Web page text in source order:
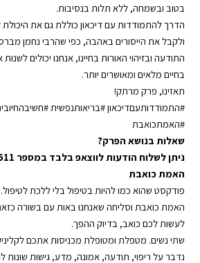
בטוב ובשמחה, ללא תלות בנסיבות.
הדרך להתמודדות עם דיכאון כוללת גם את
ולקבל את הייסורים באהבה, כפי שהרבי נחמן
התודעה ובזיהוי האורות בחיינו, אנחנו יכולים
בחיים מלאים ומאושרים יותר.
תאזינו, פרק מרתק!
#התמודדותעםדיכאון #בריאותנפשית
#האמתכואבת
שאלות בנושא הפרק?
ניתן לשלוח הודעות לווצאפ בלבד במספר 050-6810611
האמת כואבת
פודקסט שהוא כמו להיות בטיפול בלי ללכת לטיפול.
האמת כואבת וסליחה שאנחנו באות עם בשורה
לעשות לכם כואב, בדיוק ההפך.
שתי נשים. מטפלת ומטופלת מכניסות אתכם
נדבר על ריפוי, תודעה, אמונה, מדע,גישות שונות